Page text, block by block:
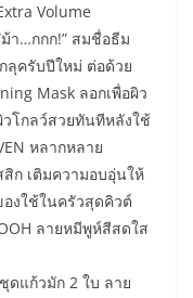
Volume
า…กกก!” สมชื่อธีม
ลุครับปีใหม่ ต่อด้วย
Mask ลอกเพื่อผิว
วโกลว์สวยทันทีหลังใช้
หลากหลาย
ก เติมความอบอุ่นให้
งใช้ในครัวสุดคิวต์
ลายหมีพูห์สีสดใส
ดแก้วมัก 2 ใบ ลาย